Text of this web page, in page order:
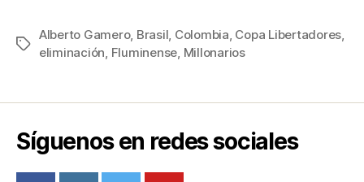
c
e
o
k
tt
er
ail er
e
m
p
Etiquetas
Alberto Gamero, Brasil, Colombia, Copa Libertadores,
eliminación, Fluminense, Millonarios
Síguenos en redes sociales